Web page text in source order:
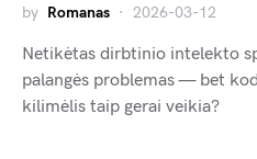
by Romanas 2026-03-12
Netikėtas dirbtinio intelekto
palangės problemas — bet
kilimėlis taip gerai veikia?